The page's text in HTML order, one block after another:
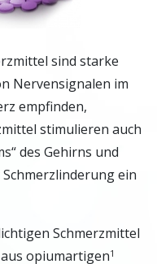
sind starke
Nervensignalen im
empfinden,
stimulieren auch
des Gehirns und
ein
Schmerzmittel
opiumartigen1